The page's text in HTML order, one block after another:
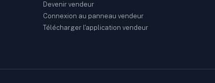
Devenir vendeur
Connexion au panneau vendeur
Télécharger l'application vendeur